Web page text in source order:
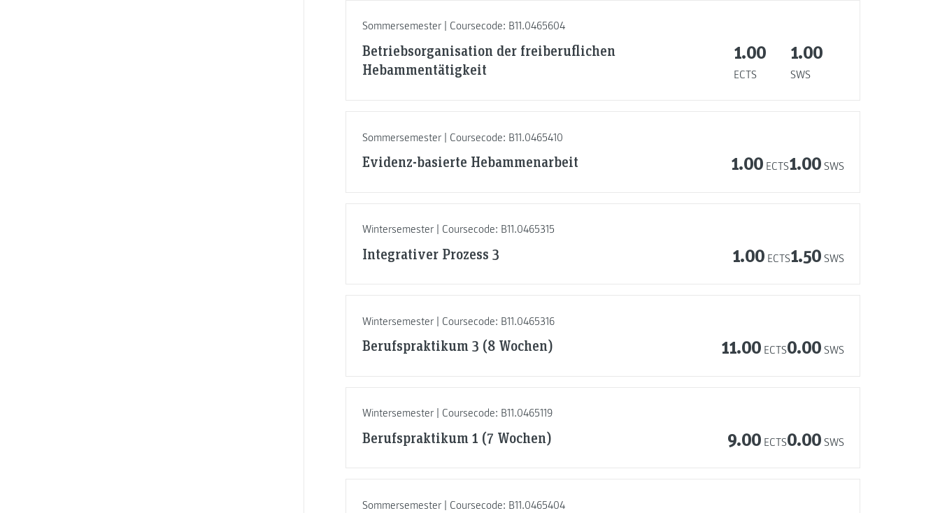
Sommersemester | Coursecode: B11.0465604
Betriebsorganisation der freiberuflichen
Hebammentätigkeit
1.00
ECTS
1.00
SWS
Sommersemester | Coursecode: B11.0465410
Evidenz-basierte Hebammenarbeit 1.00 ECTS1.00 SWS
Wintersemester | Coursecode: B11.0465315
Integrativer Prozess 3 1.00 ECTS1.50 SWS
Wintersemester | Coursecode: B11.0465316
Berufspraktikum 3 (8 Wochen) 11.00 ECTS0.00 SWS
Wintersemester | Coursecode: B11.0465119
Berufspraktikum 1 (7 Wochen) 9.00 ECTS0.00 SWS
Sommersemester | Coursecode: B11.0465404